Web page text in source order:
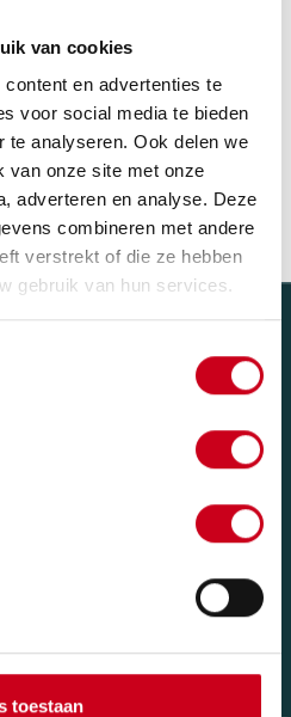
van cookies
en advertenties te
voor social media te bieden
te analyseren. Ook delen we
van onze site met onze
adverteren en analyse. Deze
combineren met andere
verstrekt of die ze hebben
gebruik van hun services.
toestaan
was dat. In 2008 vroeg The
het decor te maken voor de
Gelredome. En dat deden we,
en gedachten. Deel je idee
rest.